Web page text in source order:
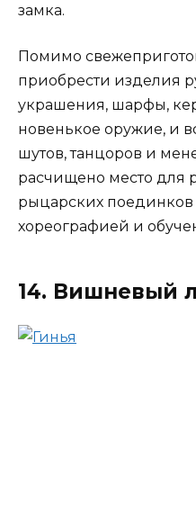
замка.
Помимо
приобрести изделия
украшения, шарфы,
новенькое оружие, и
шутов, танцоров и
расчищено место для
рыцарских поединков
хореографией и
14. Вишневый